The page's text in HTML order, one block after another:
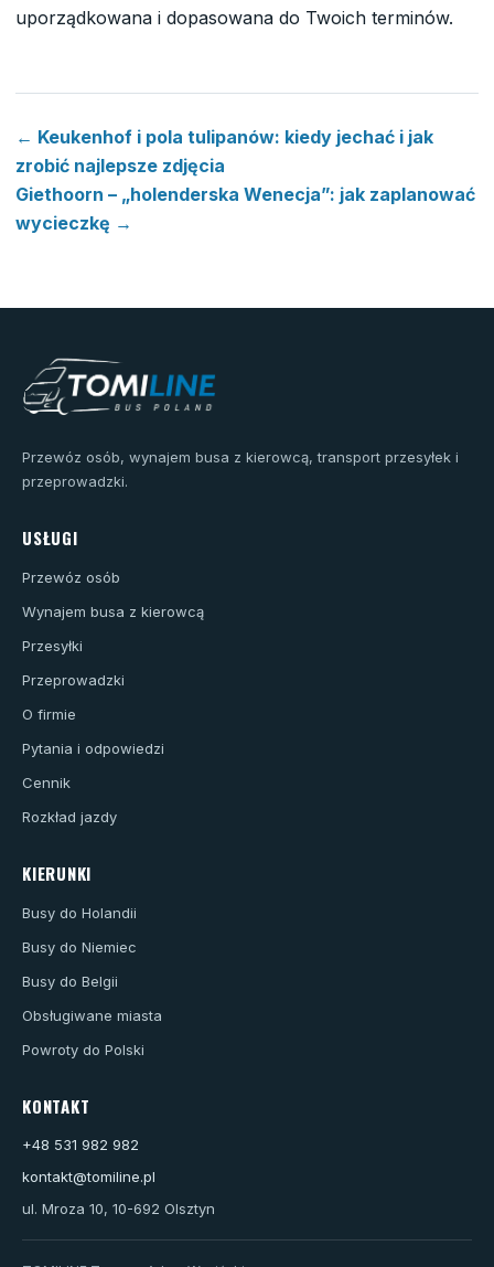
uporządkowana i dopasowana do Twoich terminów.
← Keukenhof i pola tulipanów: kiedy jechać i jak
zrobić najlepsze zdjęcia
Giethoorn – „holenderska Wenecja”: jak zaplanować
wycieczkę →
Przewóz osób, wynajem busa z kierowcą, transport przesyłek i
przeprowadzki.
USŁUGI
Przewóz osób
Wynajem busa z kierowcą
Przesyłki
Przeprowadzki
O firmie
Pytania i odpowiedzi
Cennik
Rozkład jazdy
KIERUNKI
Busy do Holandii
Busy do Niemiec
Busy do Belgii
Obsługiwane miasta
Powroty do Polski
KONTAKT
+48 531 982 982
kontakt@tomiline.pl
ul. Mroza 10, 10-692 Olsztyn